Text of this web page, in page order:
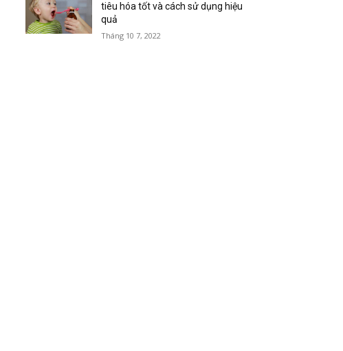
tiêu hóa tốt và cách sử dụng hiệu
quả
Tháng 10 7, 2022